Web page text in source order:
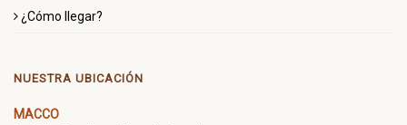
¿Cómo llegar?
NUESTRA UBICACIÓN
MACCO